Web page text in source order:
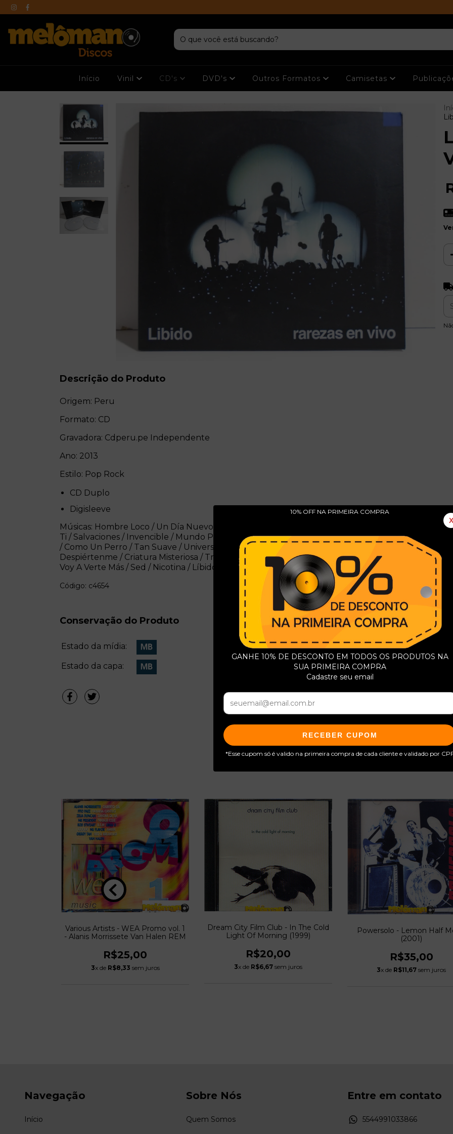
10% OFF NA PRIMEIRA COMPRA
X
GANHE 10% DE DESCONTO EM TODOS OS PRODUTOS NA
SUA PRIMEIRA COMPRA
Cadastre seu email
RECEBER CUPOM
*Esse cupom só é valido na primeira compra de cada cliente e validado por
Início Vinil CD's DVD's Outros Formatos Camisetas
Descrição do Produto
Origem: Peru
Formato: CD
Gravadora: Cdperu.pe Independente
Ano: 2013
Estilo: Pop Rock
CD Duplo
Digisleeve
Músicas: Hombre Loco / Un Día Nuevo / Cicuta / Respirando / Néctar / No Será Lo Mismo Sin
Ti / Salvaciones / Invencible / Mundo Perfecto / Lonely / Hambre De Ti / Culpable / Vampiro
/ Como Un Perro / Tan Suave / Universo / Hembra / Sin Rencor / En Ésta Habitación / Frágil /
Despiértenme / Criatura Misteriosa / Tres / Ojos De Ángel / Nadie Sabe Lo Que Vendrá / No
Voy A Verte Más / Sed / Nicotina / Líbido
Código: c4654
Conservação do Produto
Estado da mídia:
Estado da capa:
Produtos relacionados
Various Artists - WEA Promo vol. 1
- Alanis Morrissete Van Halen REM
R$25,00
3x de R$8,33 sem juros
Dream City Film Club - In The Cold
Light Of Morning (1999)
R$20,00
3x de R$6,67 sem juros
Powersolo - Lemon Half
(2001)
R$35,00
3x de R$11,67 sem juros
Navegação
Início
Sobre Nós
Quem Somos
Entre em contato
5544991033866